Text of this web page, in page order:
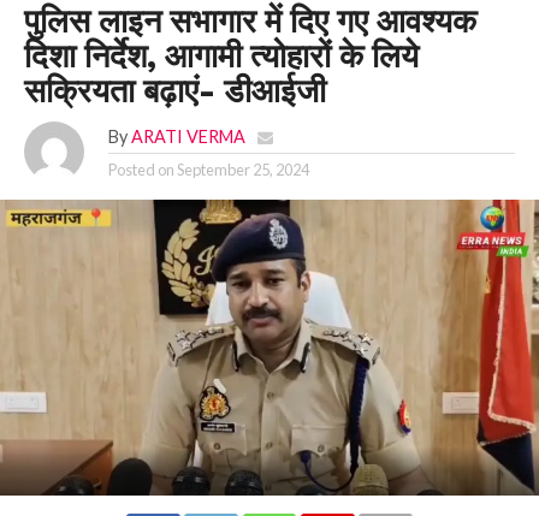
पुलिस लाइन सभागार में दिए गए आवश्यक
दिशा निर्देश, आगामी त्योहारों के लिये
सक्रियता बढ़ाएं- डीआईजी
By ARATI VERMA
Posted onSeptember 25, 2024